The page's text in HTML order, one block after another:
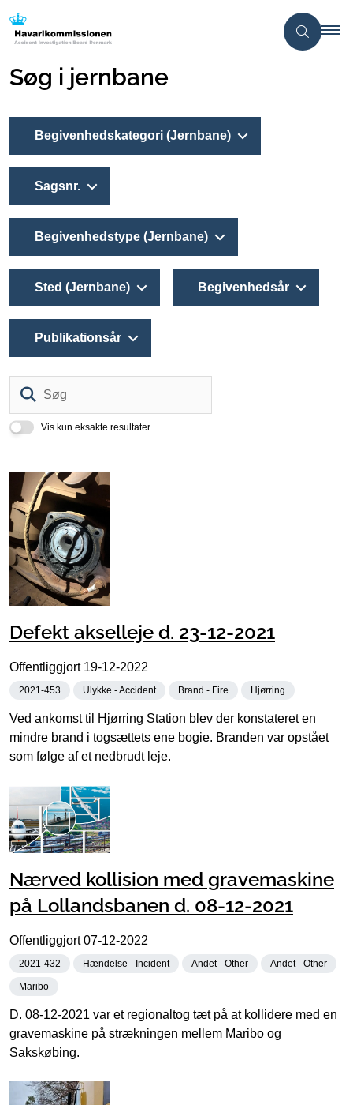
Søg i jernbane
Vis kun eksakte resultater
Begivenhedskategori (Jernbane)
Sagsnr.
Begivenhedstype (Jernbane)
Sted (Jernbane) Begivenhedsår
Publikationsår
Defekt akselleje d. 23-12-2021
Offentliggjort 19-12-2022
2021-453 Ulykke - Accident Brand - Fire Hjørring
Ved ankomst til Hjørring Station blev der konstateret en
mindre brand i togsættets ene bogie. Branden var opstået
som følge af et nedbrudt leje.
Nærved kollision med gravemaskine
på Lollandsbanen d. 08-12-2021
Offentliggjort07-12-2022
2021-432 Hændelse - Incident Andet - Other Andet - Other
Maribo
D. 08-12-2021 var et regionaltog tæt på at kollidere med en
gravemaskine på strækningen mellem Maribo og
Sakskøbing.